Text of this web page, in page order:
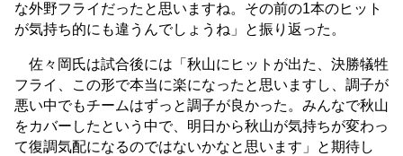
な外野フライだったと思いますね。その前の1本のヒット
が気持ち的にも違うんでしょうね」と振り返った。
佐々岡氏は試合後には「秋山にヒットが出た、決勝犠牲
フライ、この形で本当に楽になったと思いますし、調子が
悪い中でもチームはずっと調子が良かった。みんなで秋山
をカバーしたという中で、明日から秋山が気持ちが変わっ
て復調気配になるのではないかなと思います」と期待し